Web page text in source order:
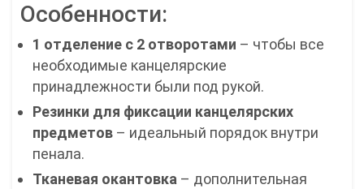
Особенности:
1 отделение с 2 отворотами – чтобы все
необходимые канцелярские
принадлежности были под рукой.
Резинки для фиксации канцелярских
предметов – идеальный порядок внутри
пенала.
Тканевая окантовка – дополнительная